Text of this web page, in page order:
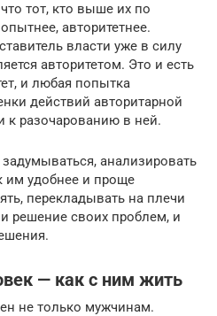
тот, кто выше их по
авторитетнее.
власти уже в силу
авторитетом. Это и есть
и любая попытка
действий авторитарной
к разочарованию в ней.
анализировать
им удобнее и проще
перекладывать на плечи
решение своих проблем, и
— как с ним жить
не только мужчинам.